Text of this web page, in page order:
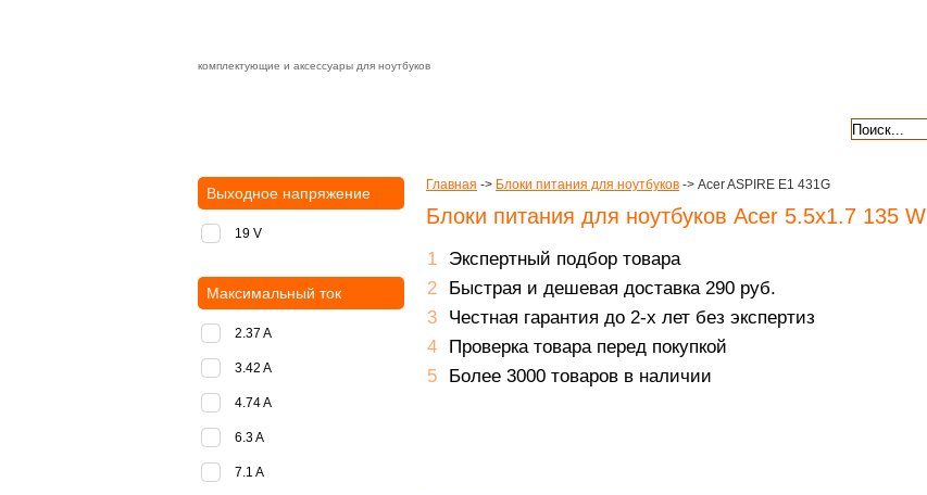
комплектующие и аксессуары для ноутбуков
Главная -> Блоки питания для ноутбуков -> Acer ASPIRE E1 431G
Блоки питания для ноутбуков Acer 5.5х1.7 135 W
Экспертный подбор товара
Быстрая и дешевая доставка 290 руб.
Честная гарантия до 2-х лет без экспертиз
Проверка товара перед покупкой
Более 3000 товаров в наличии
Выходное напряжение
19 V
Максимальный ток
2.37 A
3.42 A
4.74 A
6.3 A
7.1 A